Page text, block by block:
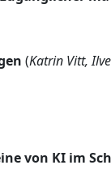
(Katrin Vitt,
von KI im